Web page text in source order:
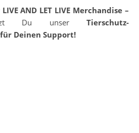
LIVE AND LET LIVE Merchandise –
Du unser Tierschutz-
Deinen Support!